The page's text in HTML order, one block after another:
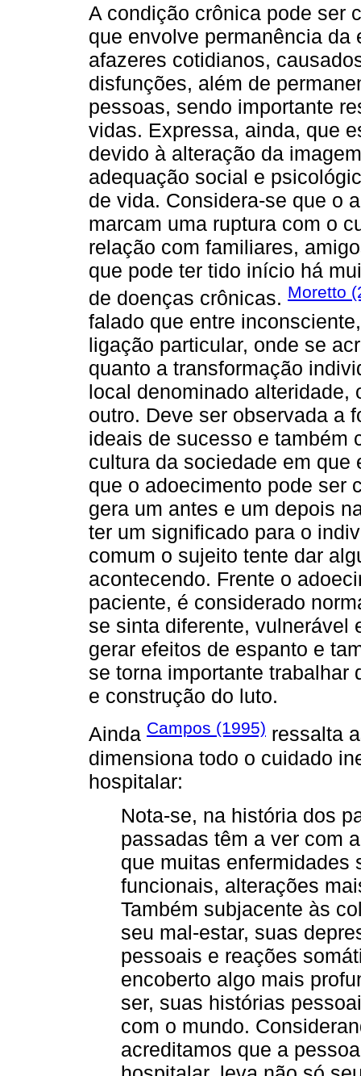
A condição crônica pode ser
que envolve permanência
afazeres cotidianos,
disfunções, além de
pessoas, sendo importante
vidas. Expressa, ainda, que
devido à alteração da
adequação social e
de vida. Considera-se que o
marcam uma ruptura com o
relação com familiares,
que pode ter tido início há
de doenças crônicas. Moretto
falado que entre
ligação particular, onde se
quanto a transformação
local denominado alteridade,
outro. Deve ser observada a
ideais de sucesso e também
cultura da sociedade em
que o adoecimento pode ser
gera um antes e um depois
ter um significado para o
comum o sujeito tente dar
acontecendo. Frente o
paciente, é considerado
se sinta diferente, vulnerável
gerar efeitos de espanto e
se torna importante trabalhar
e construção do luto.
Ainda Campos (1995) ressalta
dimensiona todo o cuidado
hospitalar:
Nota-se, na história dos
passadas têm a ver com
que muitas enfermidades
funcionais, alterações
Também subjacente às
seu mal-estar, suas
pessoais e reações
encoberto algo mais
ser, suas histórias
com o mundo.
acreditamos que a